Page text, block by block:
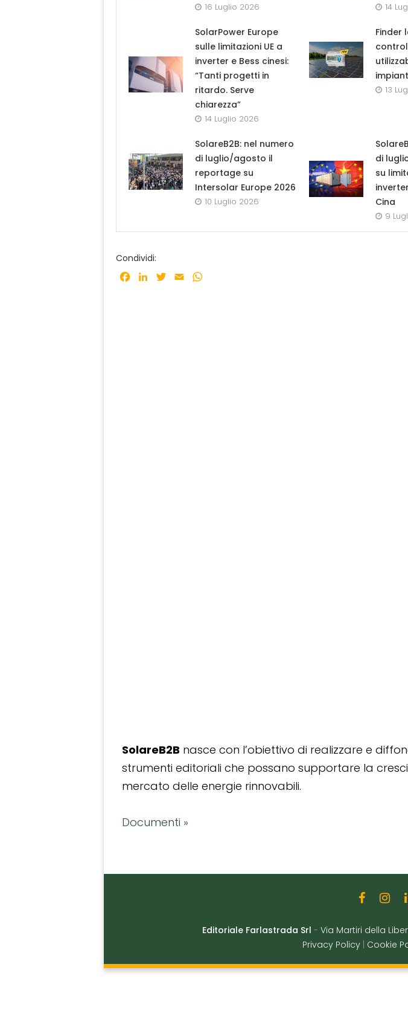
16 Luglio 2026 14
SolarPower Europe
sulle limitazioni UE a
inverter e Bess cinesi:
“Tanti progetti in
ritardo. Serve
chiarezza”
14 Luglio 2026
Finder
13
SolareB2B: nel numero
di luglio/agosto il
reportage su
Intersolar Europe 2026
10 Luglio 2026
di
su
Cina
9
Condividi:
Facebook
LinkedInTwitter
Email
SolareB2B nasce con l’obiettivo di realizzare e
strumenti editoriali che possano supportare la
mercato delle energie rinnovabili.
Documenti »
Editoriale Farlastrada Srl - Via Martiri della
Privacy Policy
Cookie